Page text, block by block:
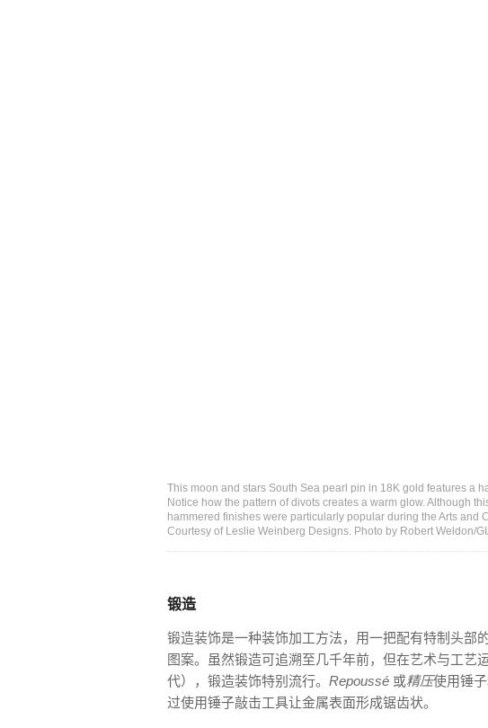
This moon and stars South Sea pearl pin in 18K gold features a
Notice how the pattern of divots creates a warm glow. Although
hammered finishes were particularly popular during the Arts and
Courtesy of Leslie Weinberg Designs. Photo by Robert Weldon/
锻造
锻造装饰是一种装饰加工方法，用一把配有特制头部
图案。虽然锻造可追溯至几千年前，但在艺术与工艺
代），锻造装饰特别流行。 Repoussé 或精压使用锤
过使用锤子敲击工具让金属表面形成锯齿状。